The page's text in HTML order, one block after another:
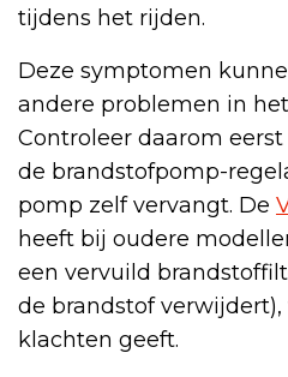
tijdens het rijden.
Deze symptomen
andere problemen in
Controleer daarom
de brandstofpomp-
pomp zelf vervangt. De
heeft bij oudere
een vervuild
de brandstof
klachten geeft.